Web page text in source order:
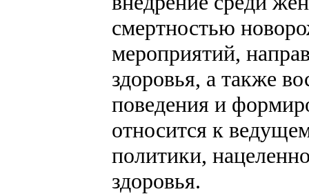
смертностью
мероприятий,
здоровья, а также
поведения и
относится к
политики,
здоровья.